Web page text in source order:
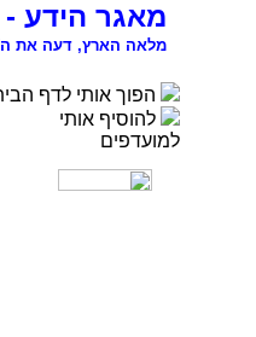
מאגר הידע
מלאה הארץ, דעה את
הפוך אותי לדף
להוסיף אותי
למועדפים